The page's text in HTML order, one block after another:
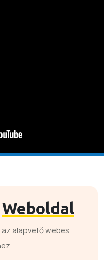
Weboldal
alapvető webes